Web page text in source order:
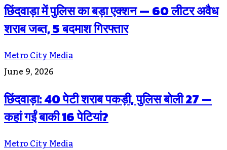
छिंदवाड़ा में पुलिस का बड़ा एक्शन — 60 लीटर अवैध
शराब जब्त, 5 बदमाश गिरफ्तार
Metro City Media
June 9, 2026
छिंदवाड़ा: 40 पेटी शराब पकड़ी, पुलिस बोली 27 —
कहां गईं बाकी 16 पेटियां?
Metro City Media